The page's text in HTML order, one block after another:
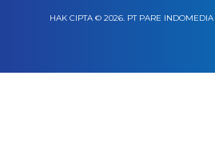
HAK CIPTA © 2026. PT PARE